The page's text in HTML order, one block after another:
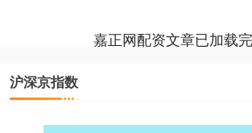
嘉正网配资文章已加载
沪深京指数